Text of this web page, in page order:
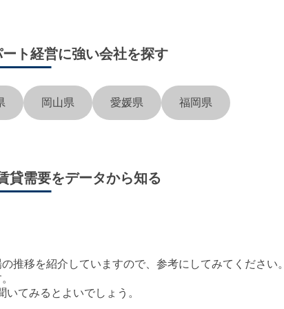
ト経営に強い会社を探す
岡山県 愛媛県 福岡県
貸需要をデータから知る
推移を紹介していますので、参考にしてみてください。
てみるとよいでしょう。